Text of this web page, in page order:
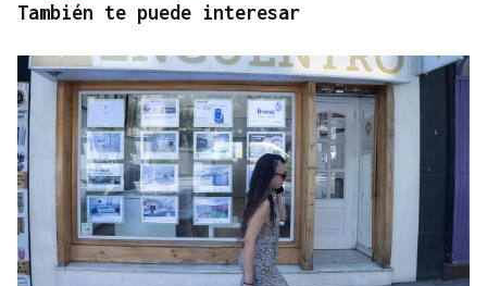
También te puede interesar